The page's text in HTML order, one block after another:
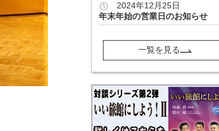
2024年12月25日
年末年始の営業日のお知らせ
一覧を見る